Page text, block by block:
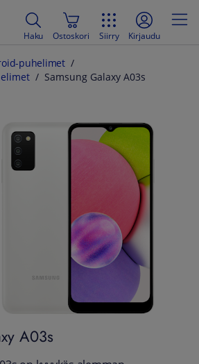
Haku Ostoskori Siirry Kirjaudu
puhelimet
Samsung Galaxy A03s
A03s